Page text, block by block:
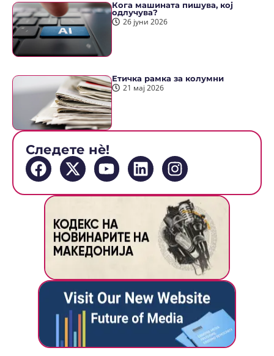
Кога машината пишува, кој
одлучува?
26 јуни 2026
Етичка рамка за колумни
21 мај 2026
Следете нè!